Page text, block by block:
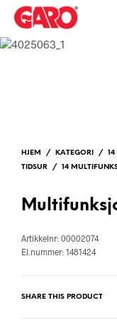
HJEM / KATEGORI / 14
TIDSUR
/ 14
Artikkelnr: 00002074
El.nummer: 1481424
SHARE THIS PRODUCT